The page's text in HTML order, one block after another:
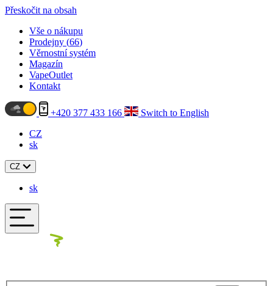
Přeskočit na obsah
Vše o nákupu
Prodejny (66)
Věrnostní systém
Magazín
VapeOutlet
Kontakt
+420 377 433 166
Switch to English
CZ
sk
CZ
sk